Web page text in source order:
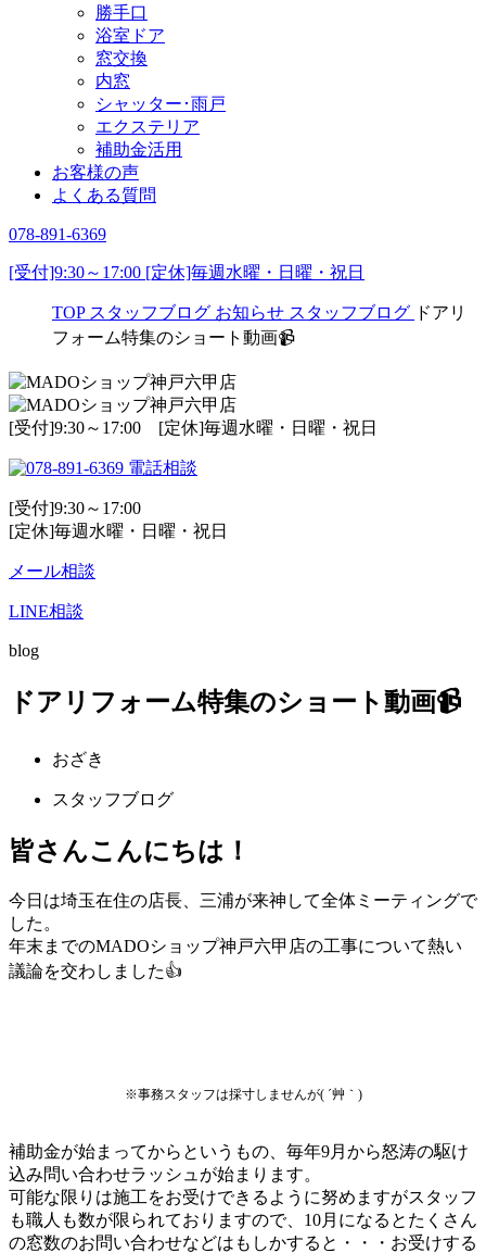
勝手口
浴室ドア
窓交換
内窓
シャッター･雨戸
エクステリア
補助金活用
お客様の声
よくある質問
078-891-6369
[受付]9:30～17:00 [定休]毎週水曜・日曜・祝日
TOP スタッフブログ お知らせ スタッフブログ ドアリ
フォーム特集のショート動画📹
[受付]9:30～17:00 [定休]毎週水曜・日曜・祝日
電話相談
[受付]9:30～17:00
[定休]毎週水曜・日曜・祝日
メール相談
LINE相談
blog
ドアリフォーム特集のショート動画📹
おざき
スタッフブログ
皆さんこんにちは！
今日は埼玉在住の店長、三浦が来神して全体ミーティングで
した。
年末までのMADOショップ神戸六甲店の工事について熱い
議論を交わしました👍
※事務スタッフは採寸しませんが( ´艸｀)
補助金が始まってからというもの、毎年9月から怒涛の駆け
込み問い合わせラッシュが始まります。
可能な限りは施工をお受けできるように努めますがスタッフ
も職人も数が限られておりますので、10月になるとたくさん
の窓数のお問い合わせなどはもしかすると・・・お受けする